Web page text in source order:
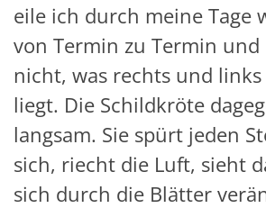
eile ich durch meine Tage
von Termin zu Termin und
nicht, was rechts und links
liegt. Die Schildkröte
langsam. Sie spürt jeden
sich, riecht die Luft, sieht
sich durch die Blätter